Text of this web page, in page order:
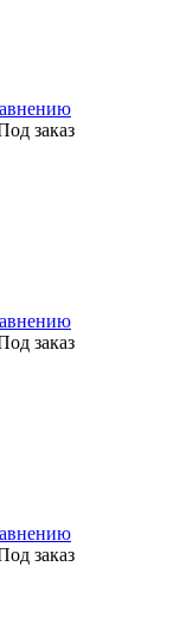
заказ
заказ
заказ